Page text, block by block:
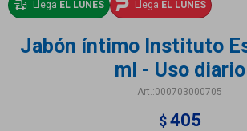
Llega EL LUNES Llega EL LUNES
Jabón íntimo Instituto
ml - Uso diario
000703000705
$ 405